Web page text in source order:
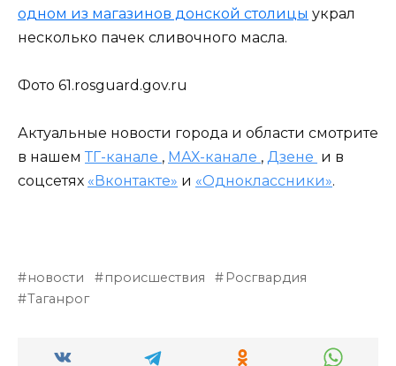
одном из магазинов донской столицы украл
несколько пачек сливочного масла.
Фото 61.rosguard.gov.ru
Актуальные новости города и области смотрите
в нашем ТГ-канале , МАХ-канале , Дзене и в
соцсетях «Вконтакте» и «Одноклассники».
новости происшествия
Росгвардия
Таганрог